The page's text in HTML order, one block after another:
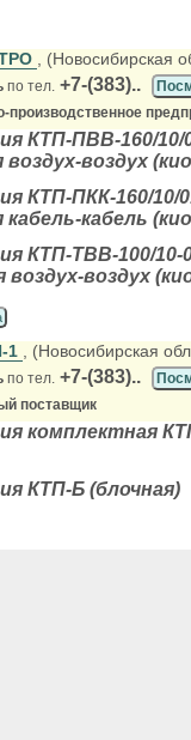
, (Новосибирская
по тел. +7-(383)..
производственное
КТП-ПВВ-160/
воздух
КТП-ПКК-160/
кабель
КТП-ТВВ-100/
воздух-воздух
1 , (Новосибирская обл
по тел. +7-(383)..
поставщик
комплектная
КТП-Б (блочная)